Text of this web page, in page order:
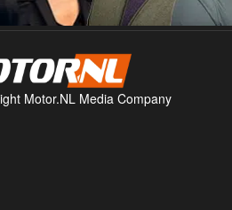
Motor.NL Media Company